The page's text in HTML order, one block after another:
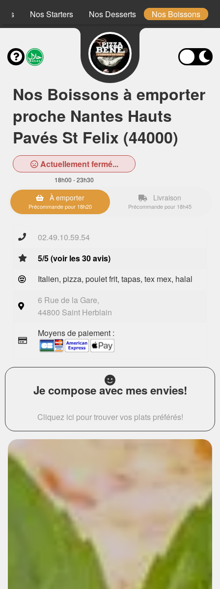
Nos Starters Nos Desserts Nos Boissons
Nos Boissons à emporter
proche Nantes Hauts
Pavés St Felix (44000)
Actuellement fermé...
18h00 - 23h30
À emporter
Précommande pour 18h20
Livraison
Précommande pour 18h45
02.49.10.59.54
5/5 (voir les 30 avis)
Italien, pizza, poulet frit, tapas, tex mex, halal
6 Rue de la Gare,
44800 Saint Herblain
Moyens de paiement :
Je compose avec mes envies!
Cliquez ici pour trouver vos plats préférés!